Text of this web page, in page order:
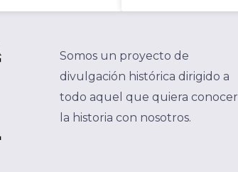
Somos un proyecto de
divulgación histórica dirigido a
todo aquel que quiera conocer
la historia con nosotros.